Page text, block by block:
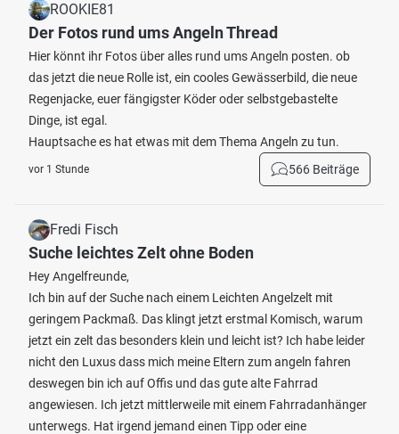
ROOKIE81
Der Fotos rund ums Angeln Thread
Hier könnt ihr Fotos über alles rund ums Angeln posten. ob
das jetzt die neue Rolle ist, ein cooles Gewässerbild, die neue
Regenjacke, euer fängigster Köder oder selbstgebastelte
Dinge, ist egal.
Hauptsache es hat etwas mit dem Thema Angeln zu tun.
vor 1 Stunde 566 Beiträge
Fredi Fisch
Suche leichtes Zelt ohne Boden
Hey Angelfreunde,
Ich bin auf der Suche nach einem Leichten Angelzelt mit
geringem Packmaß. Das klingt jetzt erstmal Komisch, warum
jetzt ein zelt das besonders klein und leicht ist? Ich habe leider
nicht den Luxus dass mich meine Eltern zum angeln fahren
deswegen bin ich auf Offis und das gute alte Fahrrad
angewiesen. Ich jetzt mittlerweile mit einem Fahrradanhänger
unterwegs. Hat irgend jemand einen Tipp oder eine